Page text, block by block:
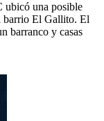
ubicó una posible
barrio El Gallito. El
barranco y casas